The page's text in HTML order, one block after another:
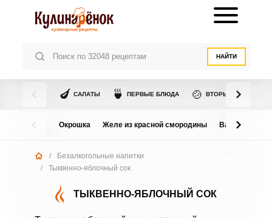
НАЙТИ
🍆 САЛАТЫ 🍵 ПЕРВЫЕ БЛЮДА 🍲 ВТОРЫЕ БЛЮДА
Окрошка Желе из красной смородины Варенье из
/
Безалкогольные напитки
/
Тыквенно-яблочный сок
ТЫКВЕННО-ЯБЛОЧНЫЙ СОК